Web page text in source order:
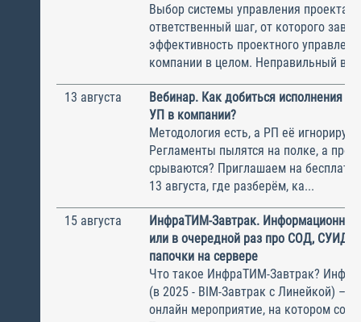
Выбор системы управления
ответственный шаг, от которого
эффективность проектного
компании в целом. Неправильный
13 августа
Вебинар. Как добиться исполнения
УП в компании?
Методология есть, а РП её
Регламенты пылятся на полке, а
срываются? Приглашаем на
13 августа, где разберём, ка...
15 августа
ИнфраТИМ-Завтрак.
или в очередной раз про СОД, СУИД и
папочки на сервере
Что такое ИнфраТИМ-Завтрак?
(в 2025 - BIM-Завтрак с Линейкой) –
онлайн мероприятие, на котором